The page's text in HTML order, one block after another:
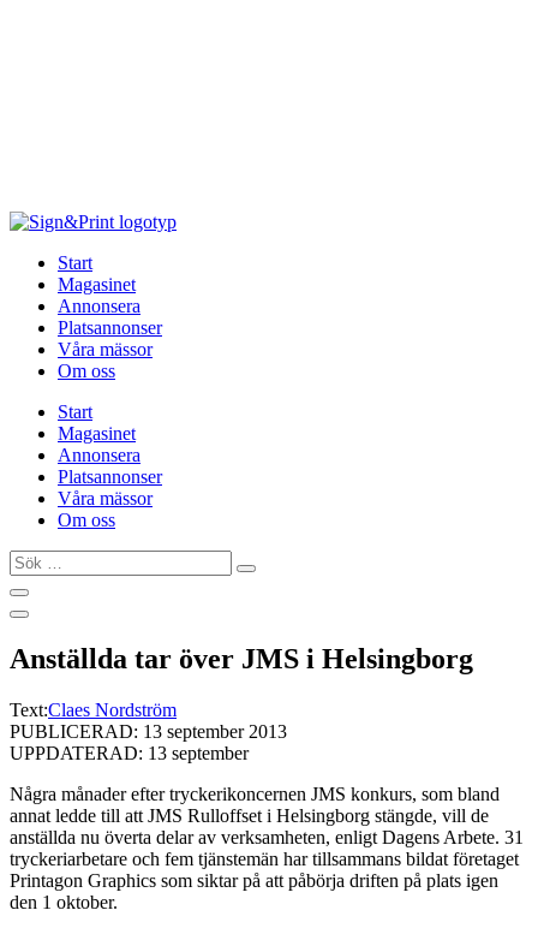
Start
Magasinet
Annonsera
Platsannonser
Våra mässor
Om oss
Start
Magasinet
Annonsera
Platsannonser
Våra mässor
Om oss
Sök
…
Anställda tar över JMS i Helsingborg
Text:Claes Nordström
PUBLICERAD: 13 september 2013
UPPDATERAD: 13 september
Några månader efter tryckerikoncernen JMS konkurs, som bland
annat ledde till att JMS Rulloffset i Helsingborg stängde, vill de
anställda nu överta delar av verksamheten, enligt Dagens Arbete. 31
tryckeriarbetare och fem tjänstemän har tillsammans bildat företaget
Printagon Graphics som siktar på att påbörja driften på plats igen
den 1 oktober.